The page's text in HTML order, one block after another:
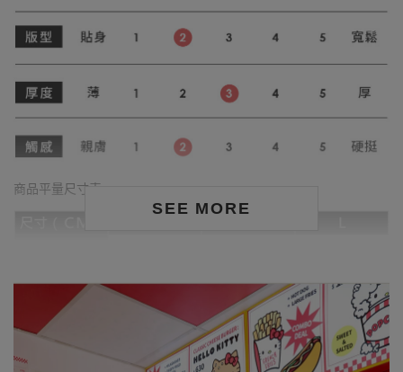
SEE MORE
商品平量尺寸表